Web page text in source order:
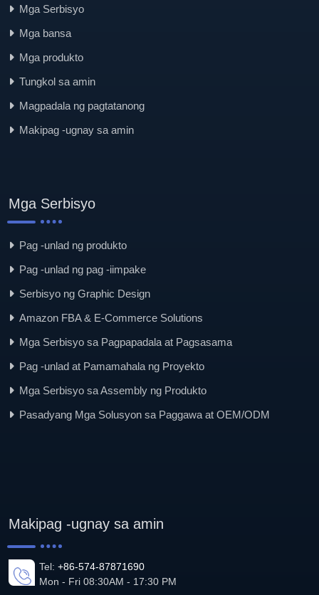
Mga Serbisyo
Mga bansa
Mga produkto
Tungkol sa amin
Magpadala ng pagtatanong
Makipag -ugnay sa amin
Mga Serbisyo
Pag -unlad ng produkto
Pag -unlad ng pag -iimpake
Serbisyo ng Graphic Design
Amazon FBA & E-Commerce Solutions
Mga Serbisyo sa Pagpapadala at Pagsasama
Pag -unlad at Pamamahala ng Proyekto
Mga Serbisyo sa Assembly ng Produkto
Pasadyang Mga Solusyon sa Paggawa at OEM/ODM
Makipag -ugnay sa amin
Tel: +86-574-87871690
Mon - Fri 08:30AM - 17:30 PM